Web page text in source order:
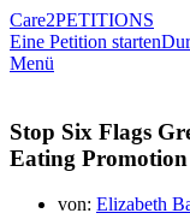
Care2PETITIONS
Eine Petition starten
Menü
Stop Six Flags
Eating Promotion
von: Elizabeth